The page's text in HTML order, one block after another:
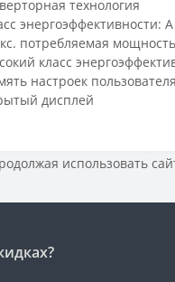
технология
энергоэффективности: A
потребляемая
класс
настроек пользователя
дисплей
использовать